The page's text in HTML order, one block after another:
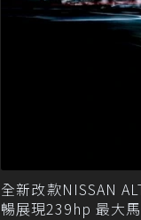
全新改款NISSAN
暢展現239hp 最大